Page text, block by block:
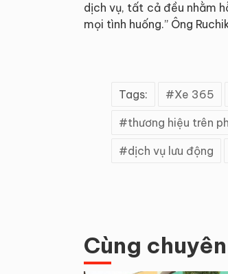
dịch vụ, tất cả đều nhằm
mọi tình huống.” Ông
Tags: Xe 365
thương hiệu trên
dịch vụ lưu động
Cùng